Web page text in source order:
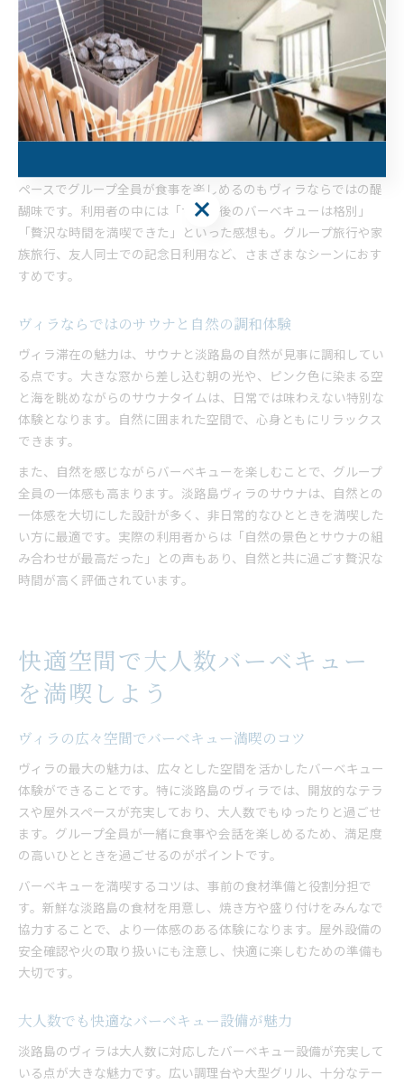
サウナ好き必見の贅沢なヴィラの魅力
サウナ好きにとって、淡路島のヴィラはまさに理想の滞在先で
す。サウナ室の設計から水風呂の温度調節まで、細部にこだわっ
た設備は本格派にも大好評。海を目の前にしたサウナ体験は、リ
フレッシュ効果も抜群で、都会の喧騒を忘れて心身ともに整えら
れます。
ペースでグループ全員が食事を楽しめるのもヴィラならではの醍
醐味です。利用者の中には「サウナ後のバーベキューは格別」
「贅沢な時間を満喫できた」といった感想も。グループ旅行や家
族旅行、友人同士での記念日利用など、さまざまなシーンにおす
すめです。
ヴィラならではのサウナと自然の調和体験
ヴィラ滞在の魅力は、サウナと淡路島の自然が見事に調和してい
る点です。大きな窓から差し込む朝の光や、ピンク色に染まる空
と海を眺めながらのサウナタイムは、日常では味わえない特別な
体験となります。自然に囲まれた空間で、心身ともにリラックス
できます。
また、自然を感じながらバーベキューを楽しむことで、グループ
全員の一体感も高まります。淡路島ヴィラのサウナは、自然との
一体感を大切にした設計が多く、非日常的なひとときを満喫した
い方に最適です。実際の利用者からは「自然の景色とサウナの組
み合わせが最高だった」との声もあり、自然と共に過ごす贅沢な
時間が高く評価されています。
快適空間で大人数バーベキュー
を満喫しよう
ヴィラの広々空間でバーベキュー満喫のコツ
ヴィラの最大の魅力は、広々とした空間を活かしたバーベキュー
体験ができることです。特に淡路島のヴィラでは、開放的なテラ
スや屋外スペースが充実しており、大人数でもゆったりと過ごせ
ます。グループ全員が一緒に食事や会話を楽しめるため、満足度
の高いひとときを過ごせるのがポイントです。
バーベキューを満喫するコツは、事前の食材準備と役割分担で
す。新鮮な淡路島の食材を用意し、焼き方や盛り付けをみんなで
協力することで、より一体感のある体験になります。屋外設備の
安全確認や火の取り扱いにも注意し、快適に楽しむための準備も
大切です。
大人数でも快適なバーベキュー設備が魅力
淡路島のヴィラは大人数に対応したバーベキュー設備が充実して
いる点が大きな魅力です。広い調理台や大型グリル、十分なテー